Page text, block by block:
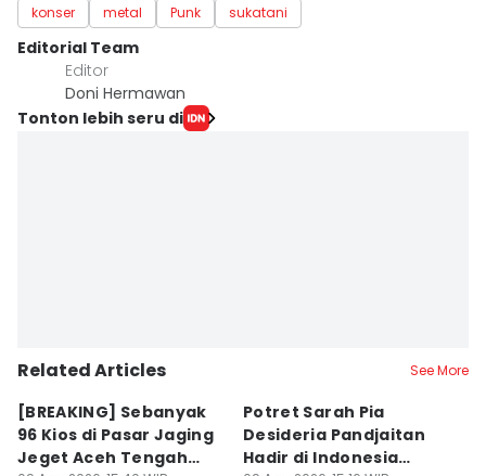
konser metal Punk sukatani
Editorial Team
Editor
Doni Hermawan
Tonton lebih seru di
Related Articles See More
[BREAKING] Sebanyak
96 Kios di Pasar Jaging
Jeget Aceh Tengah
Potret Sarah Pia
Desideria Pandjaitan
Hadir di Indonesia